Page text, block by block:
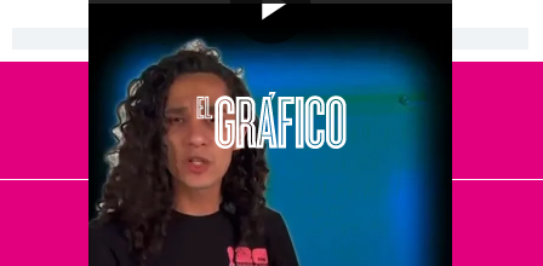
[Publicidad]
El Universal